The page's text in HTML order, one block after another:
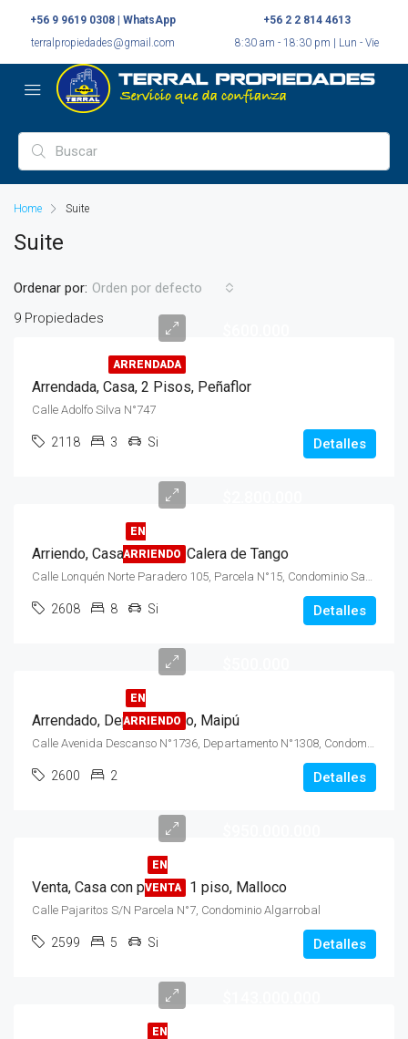
+56 9 9619 0308 | WhatsApp
terralpropiedades@gmail.com
+56 2 2 814 4613
8:30 am - 18:30 pm | Lun - Vie
Home Suite
Suite
9 Propiedades
Ordenar por: Orden por defecto
ARRENDADA
Arrendada, Casa, 2 Pisos, Peñaflor
Calle Adolfo Silva N°747
2118 3 Si Detalles
EN
ARRIENDO
Arriendo, Casa, 2 Pisos, Calera de Tango
Calle Lonquén Norte Paradero 105, Parcela N°15, Condominio Santa Filomena, Sector Lonquén
2608 8 Si Detalles
EN
ARRIENDO
Arrendado, Departamento, Maipú
Calle Avenida Descanso N°1736, Departamento N°1308, Condominio City, Sector Vespucio Norte
2600 2 Detalles
EN
VENTA
Venta, Casa con parcela, 1 piso, Malloco
Calle Pajaritos S/N Parcela N°7, Condominio Algarrobal
2599 5 Si Detalles
EN